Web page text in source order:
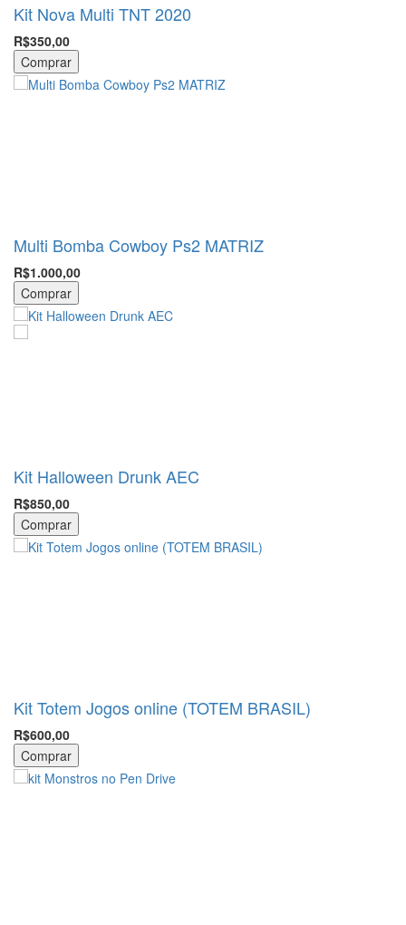
Kit Nova Multi TNT 2020
R$350,00
Comprar
Multi Bomba Cowboy Ps2 MATRIZ
R$1.000,00
Comprar
Kit Halloween Drunk AEC
R$850,00
Comprar
Kit Totem Jogos online (TOTEM BRASIL)
R$600,00
Comprar